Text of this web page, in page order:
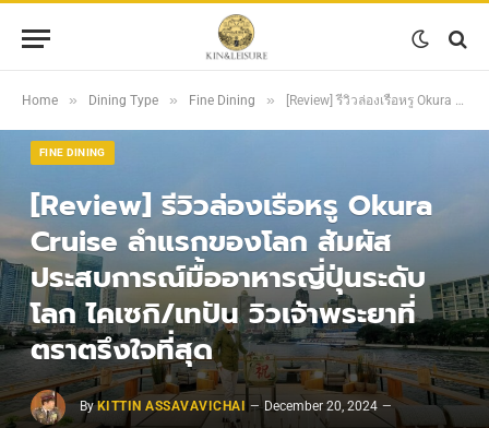
Home » Dining Type » Fine Dining » [Review] รีวิวล่องเรือหรู Okura Cruise ลำแรกของโลก สัมผัสประสบการณ์มื้ออาหารญี่ปุ่นระดับโลก ไคเซกิ/เทปัน วิวเจ้าพระยาที่ตราตรึงใจที่สุด
FINE DINING
[Review] รีวิวล่องเรือหรู Okura
Cruise ลำแรกของโลก สัมผัส
ประสบการณ์มื้ออาหารญี่ปุ่นระดับ
โลก ไคเซกิ/เทปัน วิวเจ้าพระยาที่
ตราตรึงใจที่สุด
By KITTIN ASSAVAVICHAI
December 20, 2024